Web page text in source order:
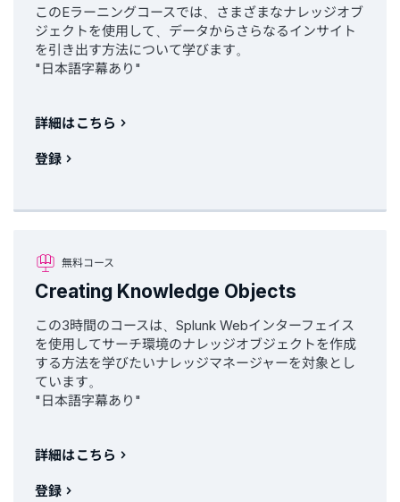
このEラーニングコースでは、さまざまなナレッジオブ
ジェクトを使用して、データからさらなるインサイト
を引き出す方法について学びます。
"日本語字幕あり"
詳細はこちら
登録
無料コース
Creating Knowledge Objects
この3時間のコースは、Splunk Webインターフェイス
を使用してサーチ環境のナレッジオブジェクトを作成
する方法を学びたいナレッジマネージャーを対象とし
ています。
"日本語字幕あり"
詳細はこちら
登録